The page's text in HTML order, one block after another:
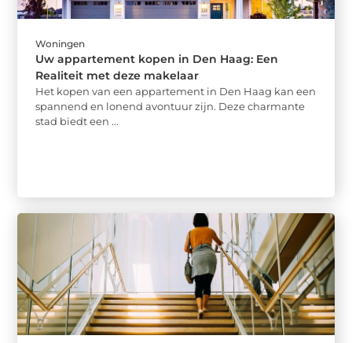
Woningen
Uw appartement kopen in Den Haag: Een
Realiteit met deze makelaar
Het kopen van een appartement in Den Haag kan een
spannend en lonend avontuur zijn. Deze charmante
stad biedt een ...